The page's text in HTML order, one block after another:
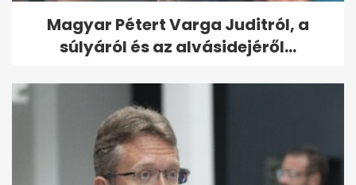
Magyar Pétert Varga Juditról, a
súlyáról és az alvásidejéről...